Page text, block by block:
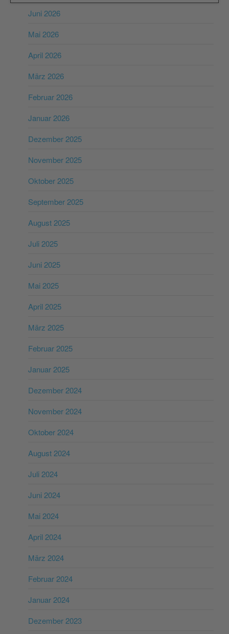
Juni 2026
Mai 2026
April 2026
März 2026
Februar 2026
Januar 2026
Dezember 2025
November 2025
Oktober 2025
September 2025
August 2025
Juli 2025
Juni 2025
Mai 2025
April 2025
März 2025
Februar 2025
Januar 2025
Dezember 2024
November 2024
Oktober 2024
August 2024
Juli 2024
Juni 2024
Mai 2024
April 2024
März 2024
Februar 2024
Januar 2024
Dezember 2023